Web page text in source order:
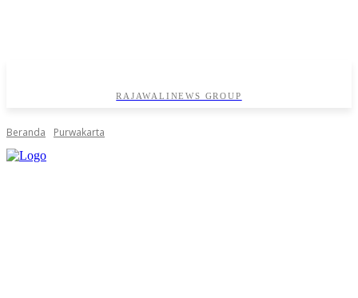
RAJAWALINEWS GROUP
Beranda Purwakarta